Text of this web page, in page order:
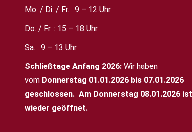
Mo. / Di. / Fr. : 9 – 12 Uhr
Do. / Fr. : 15 – 18 Uhr
Sa. : 9 – 13 Uhr
Schließtage Anfang 2026: Wir haben
vom Donnerstag 01.01.2026 bis 07.01.2026
geschlossen. Am Donnerstag 08.01.2026 ist
wieder geöffnet.